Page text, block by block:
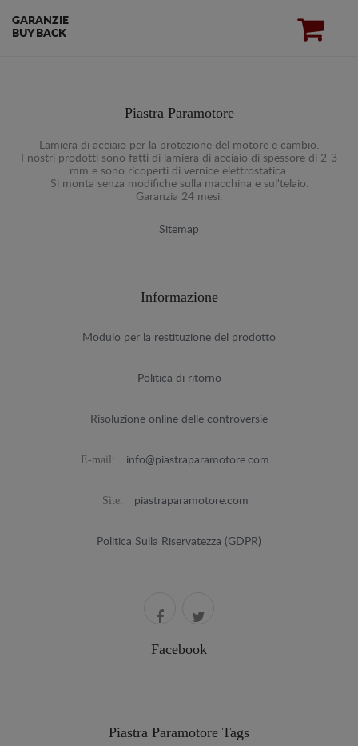
GARANZIE
BUY BACK
Piastra Paramotore
Lamiera di acciaio per la protezione del motore e cambio.
I nostri prodotti sono fatti di lamiera di acciaio di spessore di 2-3
mm e sono ricoperti di vernice elettrostatica.
Si monta senza modifiche sulla macchina e sul'telaio.
Garanzia 24 mesi.
Sitemap
Informazione
Modulo per la restituzione del prodotto
Politica di ritorno
Risoluzione online delle controversie
E-mail: info@piastraparamotore.com
Site: piastraparamotore.com
Politica Sulla Riservatezza (GDPR)
Facebook
Piastra Paramotore Tags